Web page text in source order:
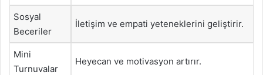
Sosyal
Beceriler
İletişim ve empati yeteneklerini geliştirir.
Mini
Turnuvalar
Heyecan ve motivasyon artırır.